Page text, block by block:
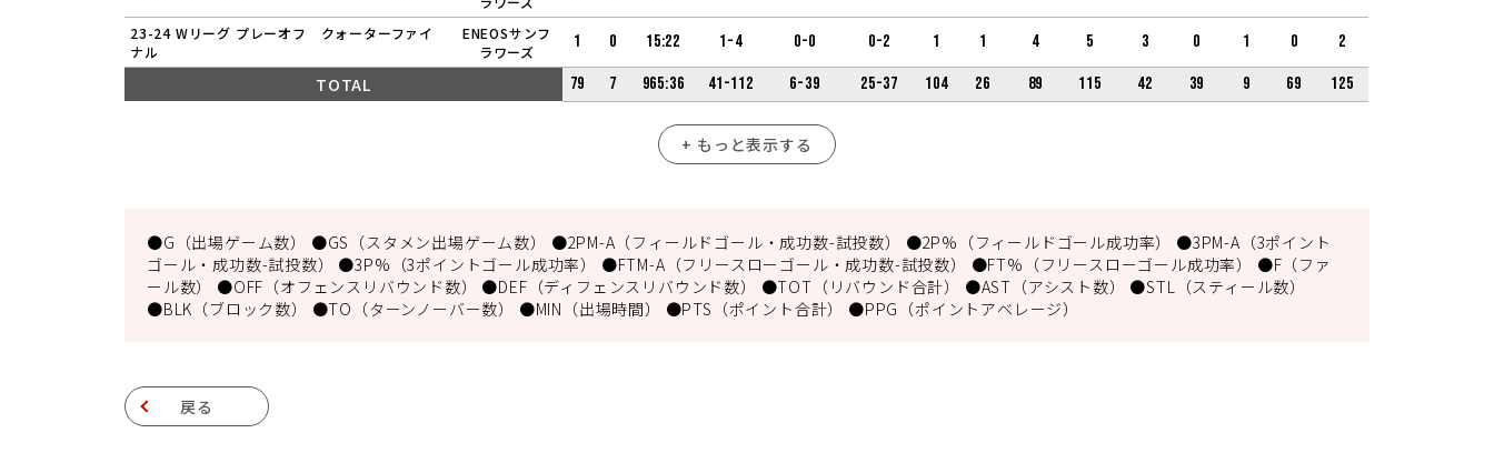
23-24 Wリーグ プレーオフ クォーターファイ
ナル
ENEOSサンフ
ラワーズ
1 0 15:22 1-4 0-0 0-2 1 1 4 5 3 0 1 0 2
TOTAL 79 7 965:36 41-112 6-39 25-37 104 26 89 115 42 39 9 69 125
+ もっと表示する
●G（出場ゲーム数） ●GS（スタメン出場ゲーム数） ●2PM-A（フィールドゴール・成功数-試投数） ●2P%（フィールドゴール成功率） ●3PM-A（3ポイント
ゴール・成功数-試投数） ●3P%（3ポイントゴール成功率） ●FTM-A（フリースローゴール・成功数-試投数） ●FT%（フリースローゴール成功率） ●F（ファ
ール数） ●OFF（オフェンスリバウンド数） ●DEF（ディフェンスリバウンド数） ●TOT（リバウンド合計） ●AST（アシスト数） ●STL（スティール数）
●BLK（ブロック数） ●TO（ターンノーバー数） ●MIN（出場時間） ●PTS（ポイント合計） ●PPG（ポイントアベレージ）
戻る